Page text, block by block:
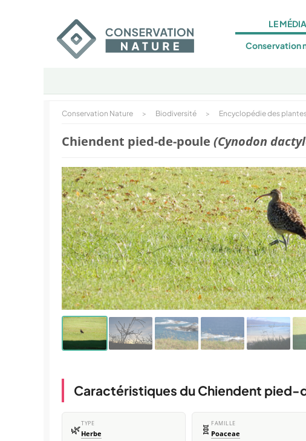
LE MÉDIA
Conservation
Conservation Nature > Biodiversité > Encyclopédie des
Chiendent pied-de-poule (Cynodon
Caractéristiques du Chiendent
🌿TYPE
Herbe 🧬 FAMILLE
Poaceae